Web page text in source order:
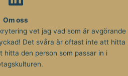
Om oss
vet jag vad som är avgörande
Det svåra är oftast inte att hitta
hitta den person som passar in i